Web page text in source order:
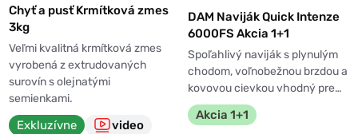
Chyť a pusť Krmítková zmes
3kg
Veľmi kvalitná krmítková zmes
vyrobená z extrudovaných
surovín s olejnatými
semienkami.
Exkluzívne
video
DAM Naviják Quick Intenze
6000FS Akcia 1+1
Spoľahlivý naviják s plynulým
chodom, voľnobežnou brzdou a
kovovou cievkou vhodný pre…
Akcia 1+1